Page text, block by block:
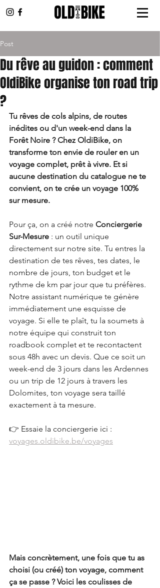
Post
Du rêve au guidon : comment
OldiBike organise ton road trip
?
Tu rêves de cols alpins, de routes
inédites ou d'un week-end dans la
Forêt Noire ? Chez OldiBike, on
transforme ton envie de rouler en un
voyage complet, prêt à vivre. Et si
aucune destination du catalogue ne te
convient, on te crée un voyage 100%
sur mesure.
Pour ça, on a créé notre Conciergerie
Sur-Mesure : un outil unique
directement sur notre site. Tu entres la
destination de tes rêves, tes dates, le
nombre de jours, ton budget et le
rythme de km par jour que tu préfères.
Notre assistant numérique te génère
immédiatement une esquisse de
voyage. Si elle te plaît, tu la soumets à
notre équipe qui construit ton
roadbook complet et te recontactent
sous 48h avec un devis. Que ce soit un
week-end de 3 jours dans les Ardennes
ou un trip de 12 jours à travers les
Dolomites, ton voyage sera taillé
exactement à ta mesure.
👉 Essaie la conciergerie ici :
voyages.oldibike.be/voyages
Mais concrètement, une fois que tu as
choisi (ou créé) ton voyage, comment
ça se passe ? Voici les coulisses de